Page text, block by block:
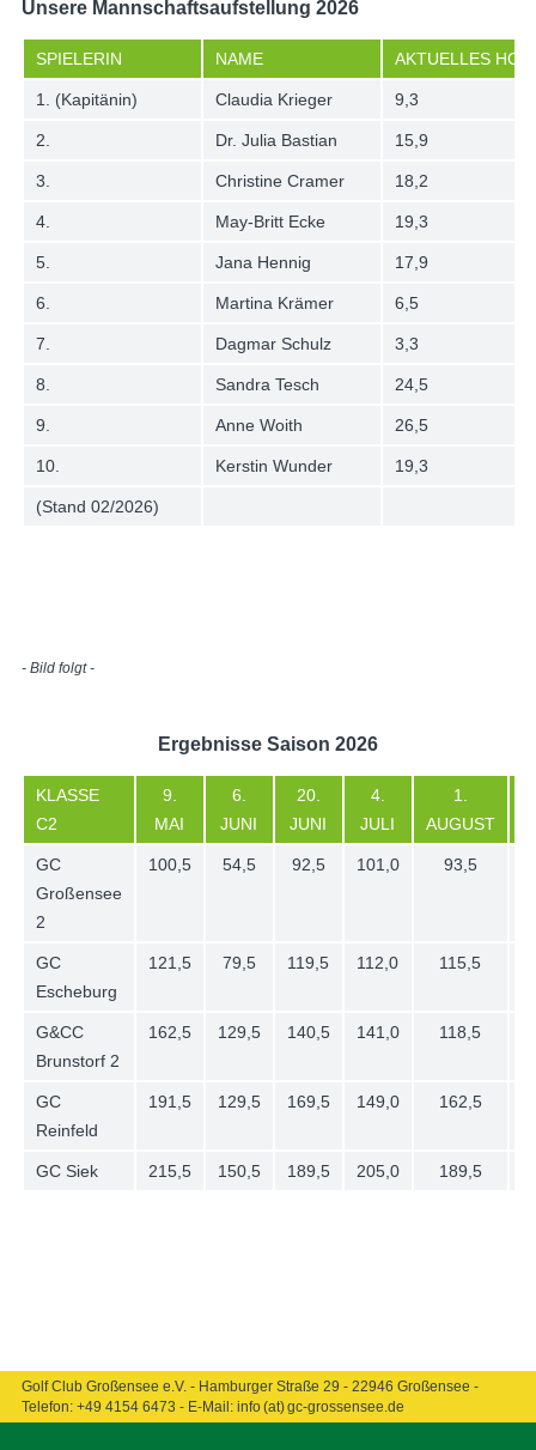
Unsere Mannschaftsaufstellung 2026
SPIELERIN NAME AKTUELLES HCPI
1. (Kapitänin) Claudia Krieger 9,3
2. Dr. Julia Bastian 15,9
3. Christine Cramer 18,2
4. May-Britt Ecke 19,3
5. Jana Hennig 17,9
6. Martina Krämer 6,5
7. Dagmar Schulz 3,3
8. Sandra Tesch 24,5
9. Anne Woith 26,5
10. Kerstin Wunder 19,3
(Stand 02/2026)
- Bild folgt -
Ergebnisse Saison 2026
KLASSE
C2
9.
MAI
6.
JUNI
20.
JUNI
4.
JULI
1.
AUGUST
GC
Großensee
2
100,5 54,5 92,5 101,0 93,5
GC
Escheburg
121,5 79,5 119,5 112,0 115,5
G&CC
Brunstorf 2
162,5 129,5 140,5 141,0 118,5
GC
Reinfeld
191,5 129,5 169,5 149,0 162,5
GC Siek 215,5 150,5 189,5 205,0 189,5
Golf Club Großensee e.V. - Hamburger Straße 29 - 22946 Großensee -
Telefon: +49 4154 6473 - E-Mail: info (at) gc-grossensee.de